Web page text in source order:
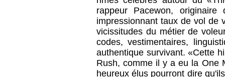
rappeur Pacewon,
impressionnant taux de vol de
vicissitudes du métier de
codes, vestimentaires,
authentique survivant. «Cette
Rush, comme il y a eu la One
heureux élus pourront dire